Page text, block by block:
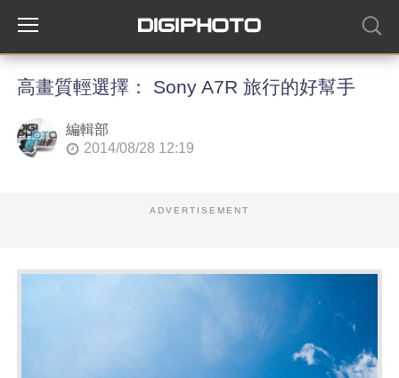
高畫質輕選擇： Sony A7R 旅行的好幫手
編輯部
2014/08/28 12:19
ADVERTISEMENT